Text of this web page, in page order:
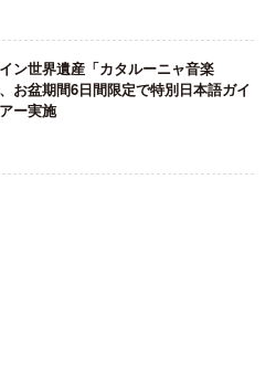
ン世界遺産「カタルーニャ音楽
お盆期間6日間限定で特別日本語ガイ
ー実施